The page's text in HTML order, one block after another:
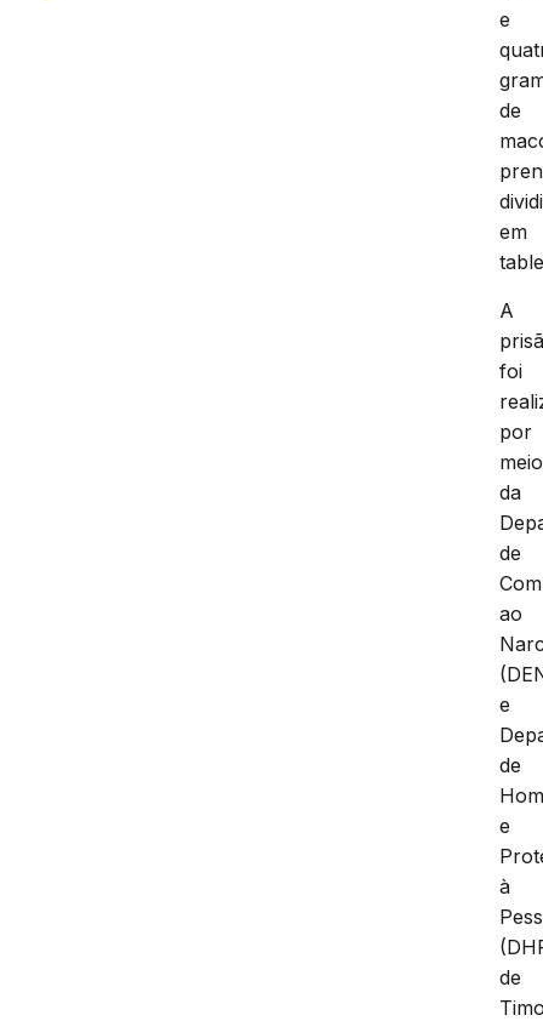
e
de
em
A
foi
por
meio
da
de
ao
e
de
e
à
de